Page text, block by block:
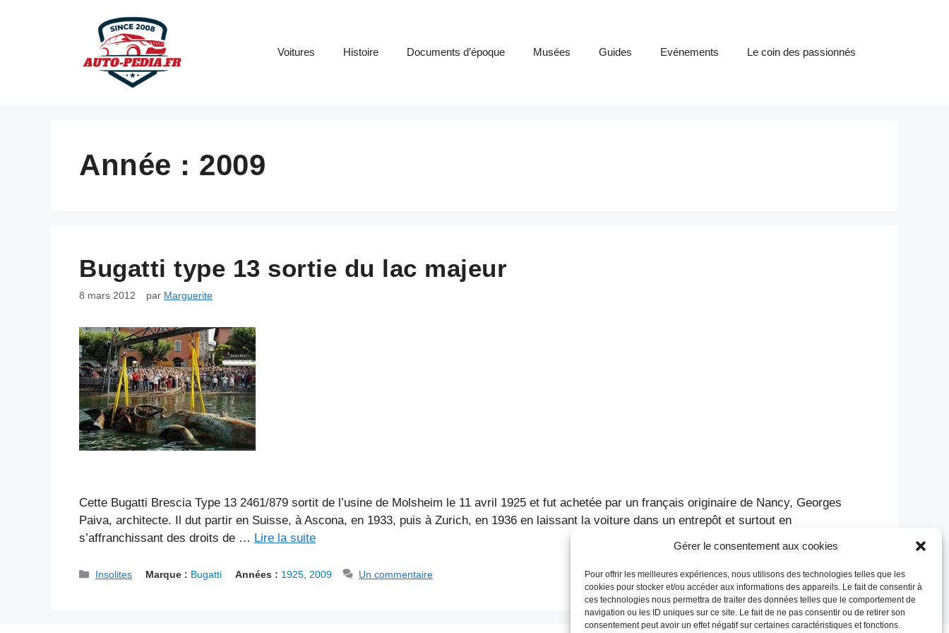
Gérer le consentement aux cookies
Pour offrir les meilleures expériences, nous utilisons des technologies telles que les
cookies pour stocker et/ou accéder aux informations des appareils. Le fait de consentir à
ces technologies nous permettra de traiter des données telles que le comportement de
navigation ou les ID uniques sur ce site. Le fait de ne pas consentir ou de retirer son
consentement peut avoir un effet négatif sur certaines caractéristiques et fonctions.
Voitures Histoire Documents d’époque Musées Guides Evénements Le coin des passionnés
Année : 2009
Bugatti type 13 sortie du lac majeur
8 mars 2012 par Marguerite
Cette Bugatti Brescia Type 13 2461/879 sortit de l’usine de Molsheim le 11 avril 1925 et fut achetée par un français originaire de Nancy, Georges
Paiva, architecte. Il dut partir en Suisse, à Ascona, en 1933, puis à Zurich, en 1936 en laissant la voiture dans un entrepôt et surtout en
s’affranchissant des droits de … Lire la suite
Catégories
Insolites Marque : Bugatti Années : 1925 2009 Un commentaire